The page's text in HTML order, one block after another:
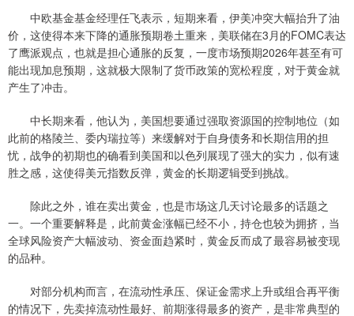
中欧基金基金经理任飞表示，短期来看，伊美冲突大幅抬升了油
价，这使得本来下降的通胀预期卷土重来，美联储在3月的FOMC表达
了鹰派观点，也就是担心通胀的反复，一度市场预期2026年甚至有可
能出现加息预期，这就极大限制了货币政策的宽松程度，对于黄金就
产生了冲击。
中长期来看，他认为，美国想要通过强取资源国的控制地位（如
此前的格陵兰、委内瑞拉等）来缓解对于自身债务和长期信用的担
忧，战争的初期也的确看到美国和以色列展现了强大的实力，似有速
胜之感，这使得美元指数反弹，黄金的长期逻辑受到挑战。
除此之外，谁在卖出黄金，也是市场这几天讨论最多的话题之
一。一个重要解释是，此前黄金涨幅已经不小，持仓也较为拥挤，当
全球风险资产大幅波动、资金面趋紧时，黄金反而成了最容易被变现
的品种。
对部分机构而言，在流动性承压、保证金需求上升或组合再平衡
的情况下，先卖掉流动性最好、前期涨得最多的资产，是非常典型的